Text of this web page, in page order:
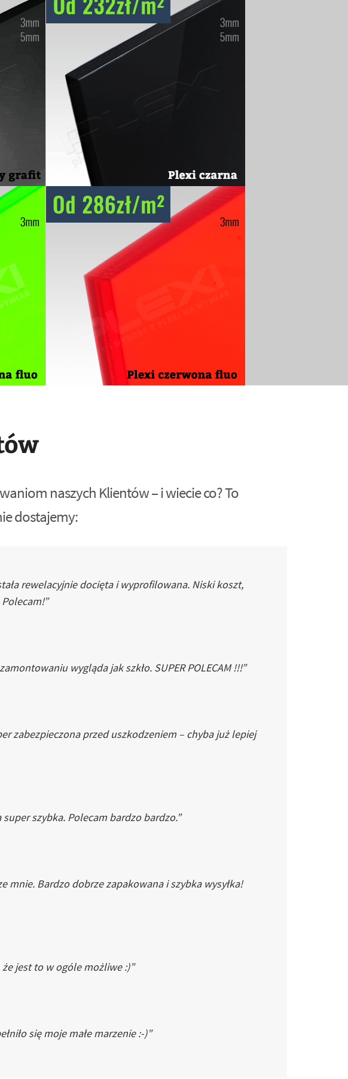
naszych Klientów – i wiecie co? To
dostajemy:
rewelacyjnie docięta i wyprofilowana. Niski koszt,
wygląda jak szkło. SUPER POLECAM !!!”
zabezpieczona przed uszkodzeniem – chyba już lepiej
szybka. Polecam bardzo bardzo.”
mnie. Bardzo dobrze zapakowana i szybka wysyłka!
jest to w ogóle możliwe :)”
się moje małe marzenie :-)”